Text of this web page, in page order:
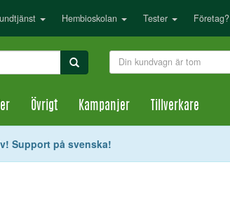
Hembioskolan Tester Företag?
Din kundvagn är tom
Övrigt Kampanjer Tillverkare
Support på svenska!